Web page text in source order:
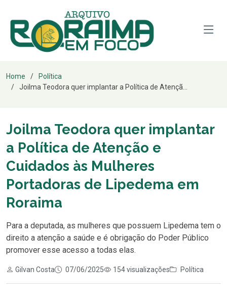
Home
Política
Joilma Teodora quer implantar a Política de Atençã...
Joilma Teodora quer implantar
a Política de Atenção e
Cuidados às Mulheres
Portadoras de Lipedema em
Roraima
Para a deputada, as mulheres que possuem Lipedema tem o
direito a atenção a saúde e é obrigação do Poder Público
promover esse acesso a todas elas.
Gilvan Costa 07/06/2025 154 visualizações Política